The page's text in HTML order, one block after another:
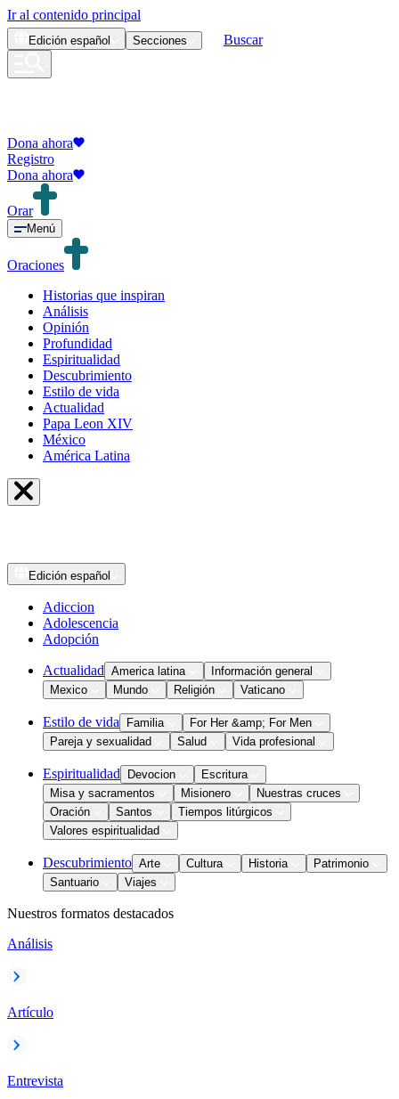
Ir al contenido principal
Edición español Secciones Buscar
Dona ahora
Registro
Dona ahora
Orar
Menú
Oraciones
Historias que inspiran
Análisis
Opinión
Profundidad
Espiritualidad
Descubrimiento
Estilo de vida
Actualidad
Papa Leon XIV
México
América Latina
Edición español
Adiccion
Adolescencia
Adopción
Actualidad America latina
Información general
Mexico
Mundo Religión Vaticano
Estilo de vida Familia
For Her &amp; For Men
Pareja y sexualidad
Salud Vida profesional
Espiritualidad Devocion
Escritura
Misa y sacramentos
Misionero
Nuestras cruces
Oración
Santos
Tiempos litúrgicos
Valores espiritualidad
Descubrimiento Arte Cultura Historia
Patrimonio
Santuario
Viajes
Nuestros formatos destacados
Análisis
Artículo
Entrevista